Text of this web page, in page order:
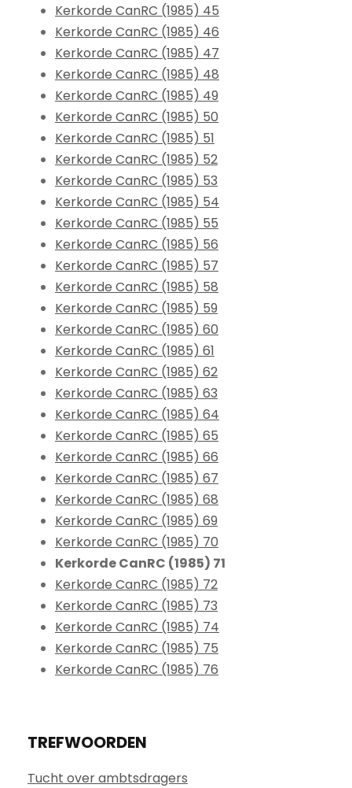
Kerkorde CanRC (1985) 45
Kerkorde CanRC (1985) 46
Kerkorde CanRC (1985) 47
Kerkorde CanRC (1985) 48
Kerkorde CanRC (1985) 49
Kerkorde CanRC (1985) 50
Kerkorde CanRC (1985) 51
Kerkorde CanRC (1985) 52
Kerkorde CanRC (1985) 53
Kerkorde CanRC (1985) 54
Kerkorde CanRC (1985) 55
Kerkorde CanRC (1985) 56
Kerkorde CanRC (1985) 57
Kerkorde CanRC (1985) 58
Kerkorde CanRC (1985) 59
Kerkorde CanRC (1985) 60
Kerkorde CanRC (1985) 61
Kerkorde CanRC (1985) 62
Kerkorde CanRC (1985) 63
Kerkorde CanRC (1985) 64
Kerkorde CanRC (1985) 65
Kerkorde CanRC (1985) 66
Kerkorde CanRC (1985) 67
Kerkorde CanRC (1985) 68
Kerkorde CanRC (1985) 69
Kerkorde CanRC (1985) 70
Kerkorde CanRC (1985) 71
Kerkorde CanRC (1985) 72
Kerkorde CanRC (1985) 73
Kerkorde CanRC (1985) 74
Kerkorde CanRC (1985) 75
Kerkorde CanRC (1985) 76
TREFWOORDEN
Tucht over ambtsdragers